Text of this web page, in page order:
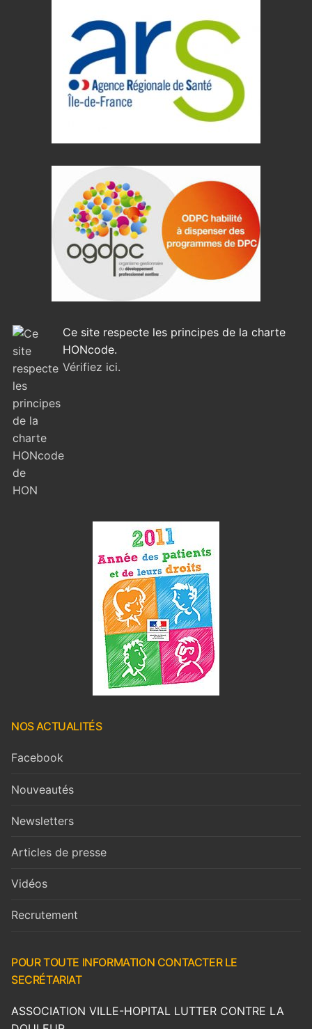
Ce site respecte les principes de la charte
HONcode.
Vérifiez ici.
NOS ACTUALITÉS
Facebook
Nouveautés
Newsletters
Articles de presse
Vidéos
Recrutement
POUR TOUTE INFORMATION CONTACTER LE
SECRÉTARIAT
ASSOCIATION VILLE-HOPITAL LUTTER CONTRE LA